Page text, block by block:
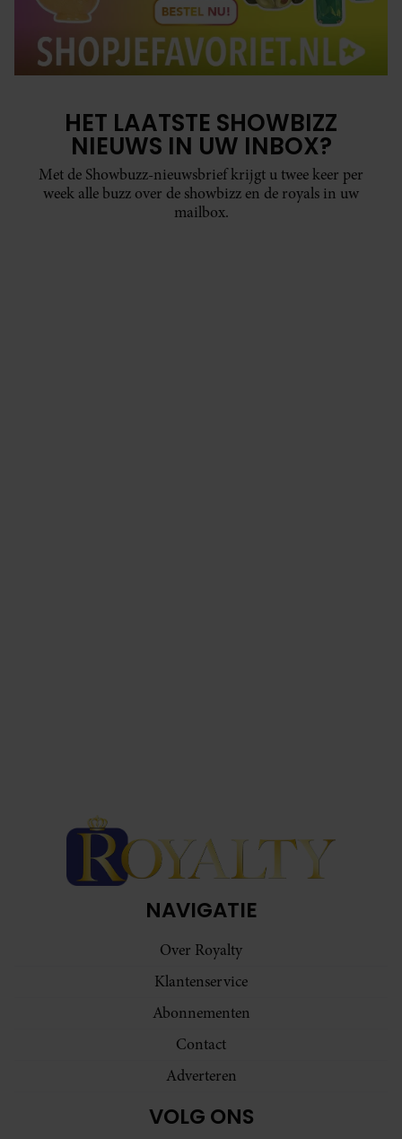
HET LAATSTE SHOWBIZZ
NIEUWS IN UW INBOX?
Met de Showbuzz-nieuwsbrief krijgt u twee keer per
week alle buzz over de showbizz en de royals in uw
mailbox.
NAVIGATIE
Over Royalty
Klantenservice
Abonnementen
Contact
Adverteren
VOLG ONS